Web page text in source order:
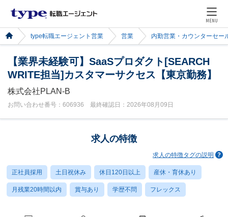
MENU
type転職エージェント営業 営業 内勤営業・カウンターセー
【業界未経験可】SaaSプロダクト[SEARCH
WRITE担当]カスタマーサクセス【東京勤務】
株式会社PLAN-B
お問い合わせ番号：606936 最終確認日：2026年08月09日
求人の特徴
求人の特徴タグの説明
正社員採用 土日祝休み 休日120日以上 産休・育休あり
月残業20時間以内 賞与あり 学歴不問 フレックス